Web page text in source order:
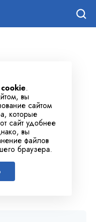
cookie.
вы
сайтом
которые
сайт удобнее
вы
файлов
браузера.